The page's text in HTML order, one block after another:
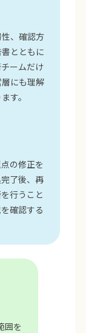
、確認方
とともに
ームだけ
にも理解
す。
の修正を
了後、再
行うこと
確認する
囲を